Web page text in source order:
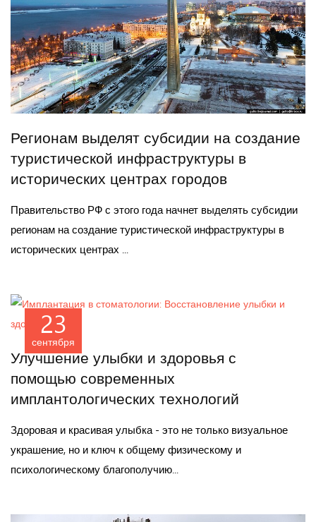
Регионам выделят субсидии на создание
туристической инфраструктуры в
исторических центрах городов
Правительство РФ с этого года начнет выделять субсидии
регионам на создание туристической инфраструктуры в
исторических центрах ...
23
сентября
Улучшение улыбки и здоровья с
помощью современных
имплантологических технологий
Здоровая и красивая улыбка - это не только визуальное
украшение, но и ключ к общему физическому и
психологическому благополучию...